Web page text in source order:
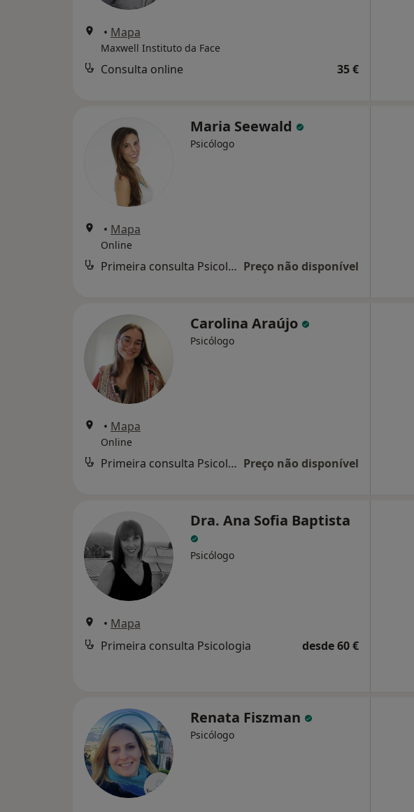
• Mapa
Maxwell Instituto da Face
Consulta online 35 €
Maria Seewald
Psicólogo
• Mapa
Online
Primeira consulta Psicologia Preço não disponível
Carolina Araújo
Psicólogo
• Mapa
Online
Primeira consulta Psicologia Preço não disponível
Dra. Ana Sofia Baptista
Psicólogo
• Mapa
Primeira consulta Psicologia
desde 60 €
Renata Fiszman
Psicólogo